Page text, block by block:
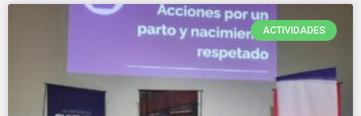
ACTIVIDADES